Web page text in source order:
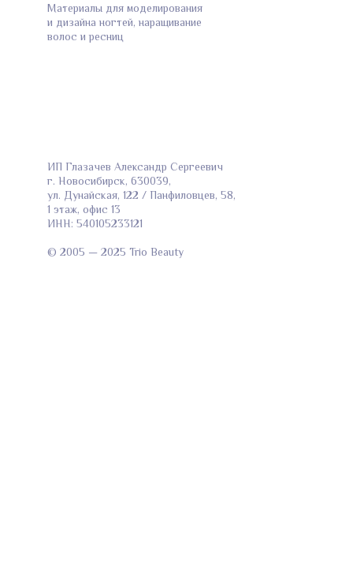
ИП Глазачев Александр Сергеевич
г. Новосибирск, 630039,
ул. Дунайская, 122 / Панфиловцев, 58,
1 этаж, офис 13
ИНН: 540105233121
© 2005 — 2025 Trio Beauty
Материалы для моделирования
и дизайна ногтей, наращивание
волос и ресниц